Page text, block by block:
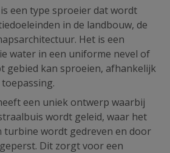
een type sproeier dat wordt
in de landbouw, de
Het is een
water in een uniforme nevel of
gebied kan sproeien, afhankelijk
een uniek ontwerp waarbij
wordt geleid, waar het
turbine wordt gedreven en door
Dit zorgt voor een